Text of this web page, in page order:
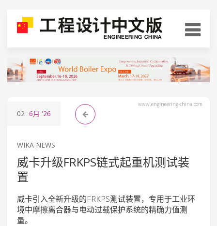
www.engineering-china.com
02 6月 '26
WIKA NEWS
威卡升级FRKPS链式起重机测试装
置
威卡引入全新升级的FRKPS测试装置，专用于工业环
境中摩擦离合器与电动过载保护系统的精确力值测
量。